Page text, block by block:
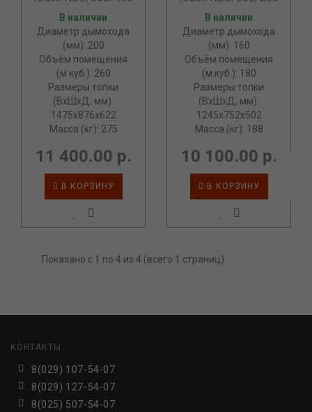
В наличии
Диаметр дымохода
(мм): 200
Объём помещения
(м.куб.): 260
Размеры топки
(ВxШxД, мм):
1475x876x622
Масса (кг): 275
11 400.00 р.
В КОРЗИНУ
В наличии
Диаметр дымохода
(мм): 160
Объём помещения
(м.куб.): 180
Размеры топки
(ВxШxД, мм):
1245x752x502
Масса (кг): 188
10 100.00 р.
В КОРЗИНУ
Показано с 1 по 4 из 4 (всего 1 страниц)
КОНТАКТЫ
8(029) 107-54-07
8(029) 127-54-07
8(025) 507-54-07